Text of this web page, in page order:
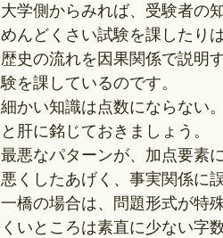
大学側からみれば、受験者の
めんどくさい試験を課したりは
歴史の流れを因果関係で説明
験を課しているのです。
細かい知識は点数にならない
と肝に銘じておきましょう。
最悪なパターンが、加点要素
悪くしたあげく、事実関係に
一橋の場合は、問題形式が特
くいところは素直に少ない字